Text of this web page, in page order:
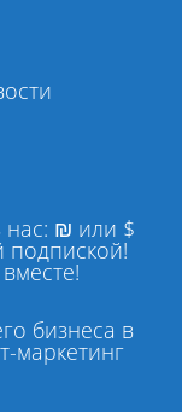
нас: ₪ или $
бизнеса в
маркетинг